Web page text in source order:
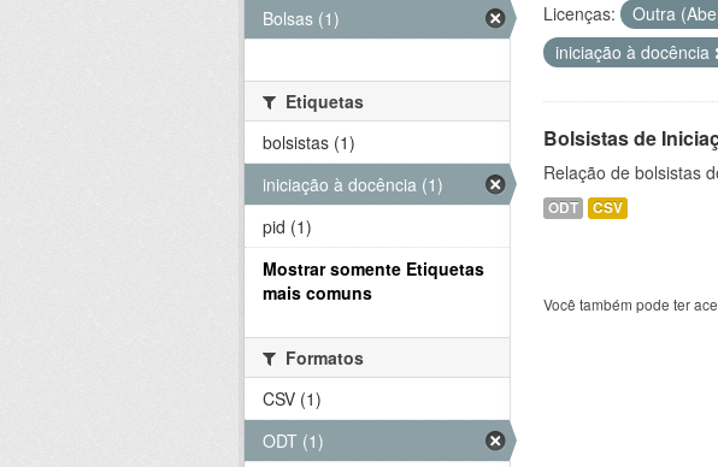
Licenças: Outra
iniciação à docência
Bolsistas de
Relação de bolsistas
ODT CSV
Você também pode ter
Bolsas (1)
Etiquetas
bolsistas (1)
iniciação à docência (1)
pid (1)
Mostrar somente Etiquetas
mais comuns
Formatos
CSV (1)
ODT (1)